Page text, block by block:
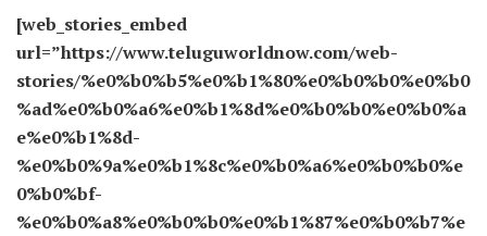
[web_stories_embed
url=”https://www.teluguworldnow.com/web-
stories/%e0%b0%b5%e0%b1%80%e0%b0%b0%e0%b0
%ad%e0%b0%a6%e0%b1%8d%e0%b0%b0%e0%b0%a
e%e0%b1%8d-
%e0%b0%9a%e0%b1%8c%e0%b0%a6%e0%b0%b0%e
0%b0%bf-
%e0%b0%a8%e0%b0%b0%e0%b1%87%e0%b0%b7%e